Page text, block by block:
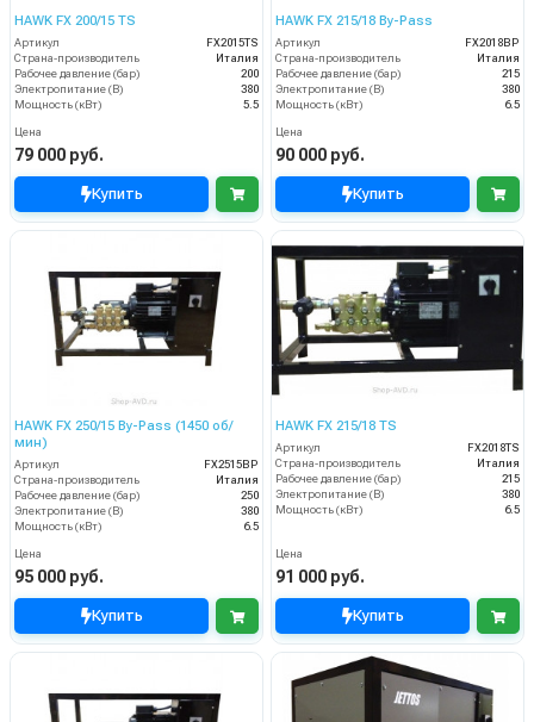
HAWK FX 200/15 TS
Артикул
FX2015TS
Страна-производитель
Италия
Рабочее давление (бар)
200
Электропитание (В)
380
Мощность (кВт)
5.5
Цена
79 000 руб.
Купить
HAWK FX 215/18 By-Pass
Артикул
FX2018BP
Страна-производитель
Италия
Рабочее давление (бар)
215
Электропитание (В)
380
Мощность (кВт)
6.5
Цена
90 000 руб.
Купить
HAWK FX 250/15 By-Pass (1450 об/
мин)
Артикул
FX2515BP
Страна-производитель
Италия
Рабочее давление (бар)
250
Электропитание (В)
380
Мощность (кВт)
6.5
Цена
95 000 руб.
Купить
HAWK FX 215/18 TS
Артикул
FX2018TS
Страна-производитель
Италия
Рабочее давление (бар)
215
Электропитание (В)
380
Мощность (кВт)
6.5
Цена
91 000 руб.
Купить